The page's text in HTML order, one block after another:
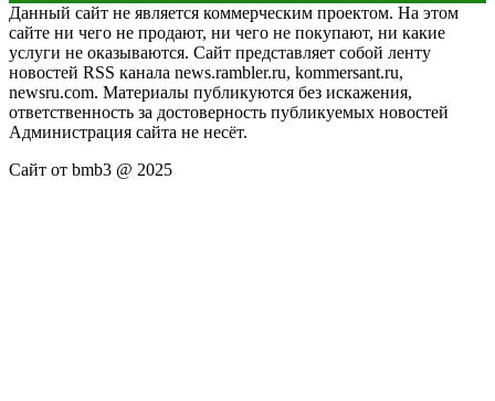
Данный сайт не является коммерческим проектом. На этом
сайте ни чего не продают, ни чего не покупают, ни какие
услуги не оказываются. Сайт представляет собой ленту
новостей RSS канала news.rambler.ru, kommersant.ru,
newsru.com. Материалы публикуются без искажения,
ответственность за достоверность публикуемых новостей
Администрация сайта не несёт.
Сайт от bmb3 @ 2025